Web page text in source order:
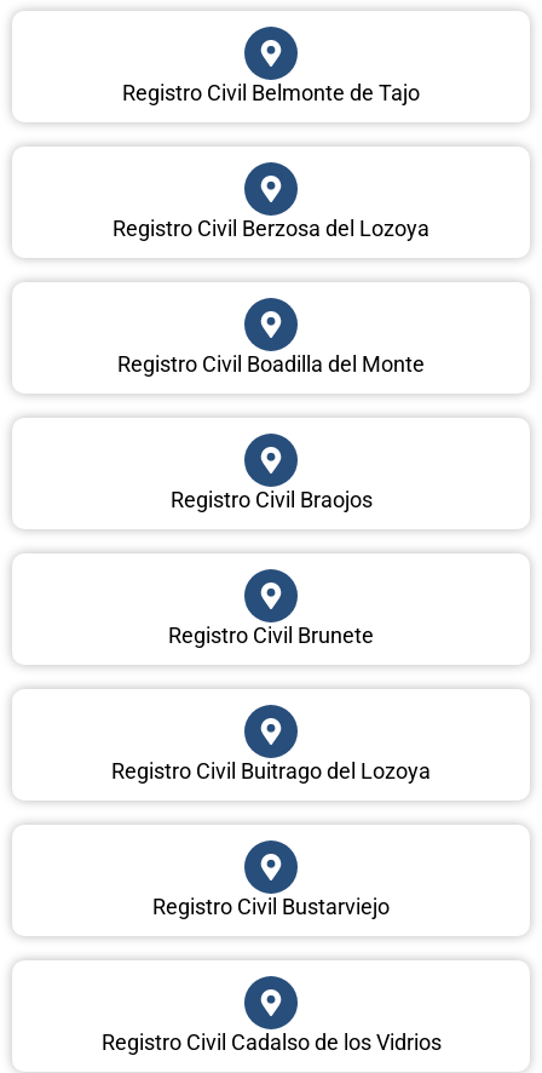
Registro Civil Belmonte de Tajo
Registro Civil Berzosa del Lozoya
Registro Civil Boadilla del Monte
Registro Civil Braojos
Registro Civil Brunete
Registro Civil Buitrago del Lozoya
Registro Civil Bustarviejo
Registro Civil Cadalso de los Vidrios